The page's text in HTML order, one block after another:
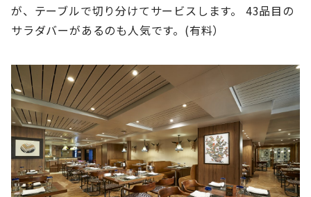
が、テーブルで切り分けてサービスします。 43品目の
サラダバーがあるのも人気です。(有料）